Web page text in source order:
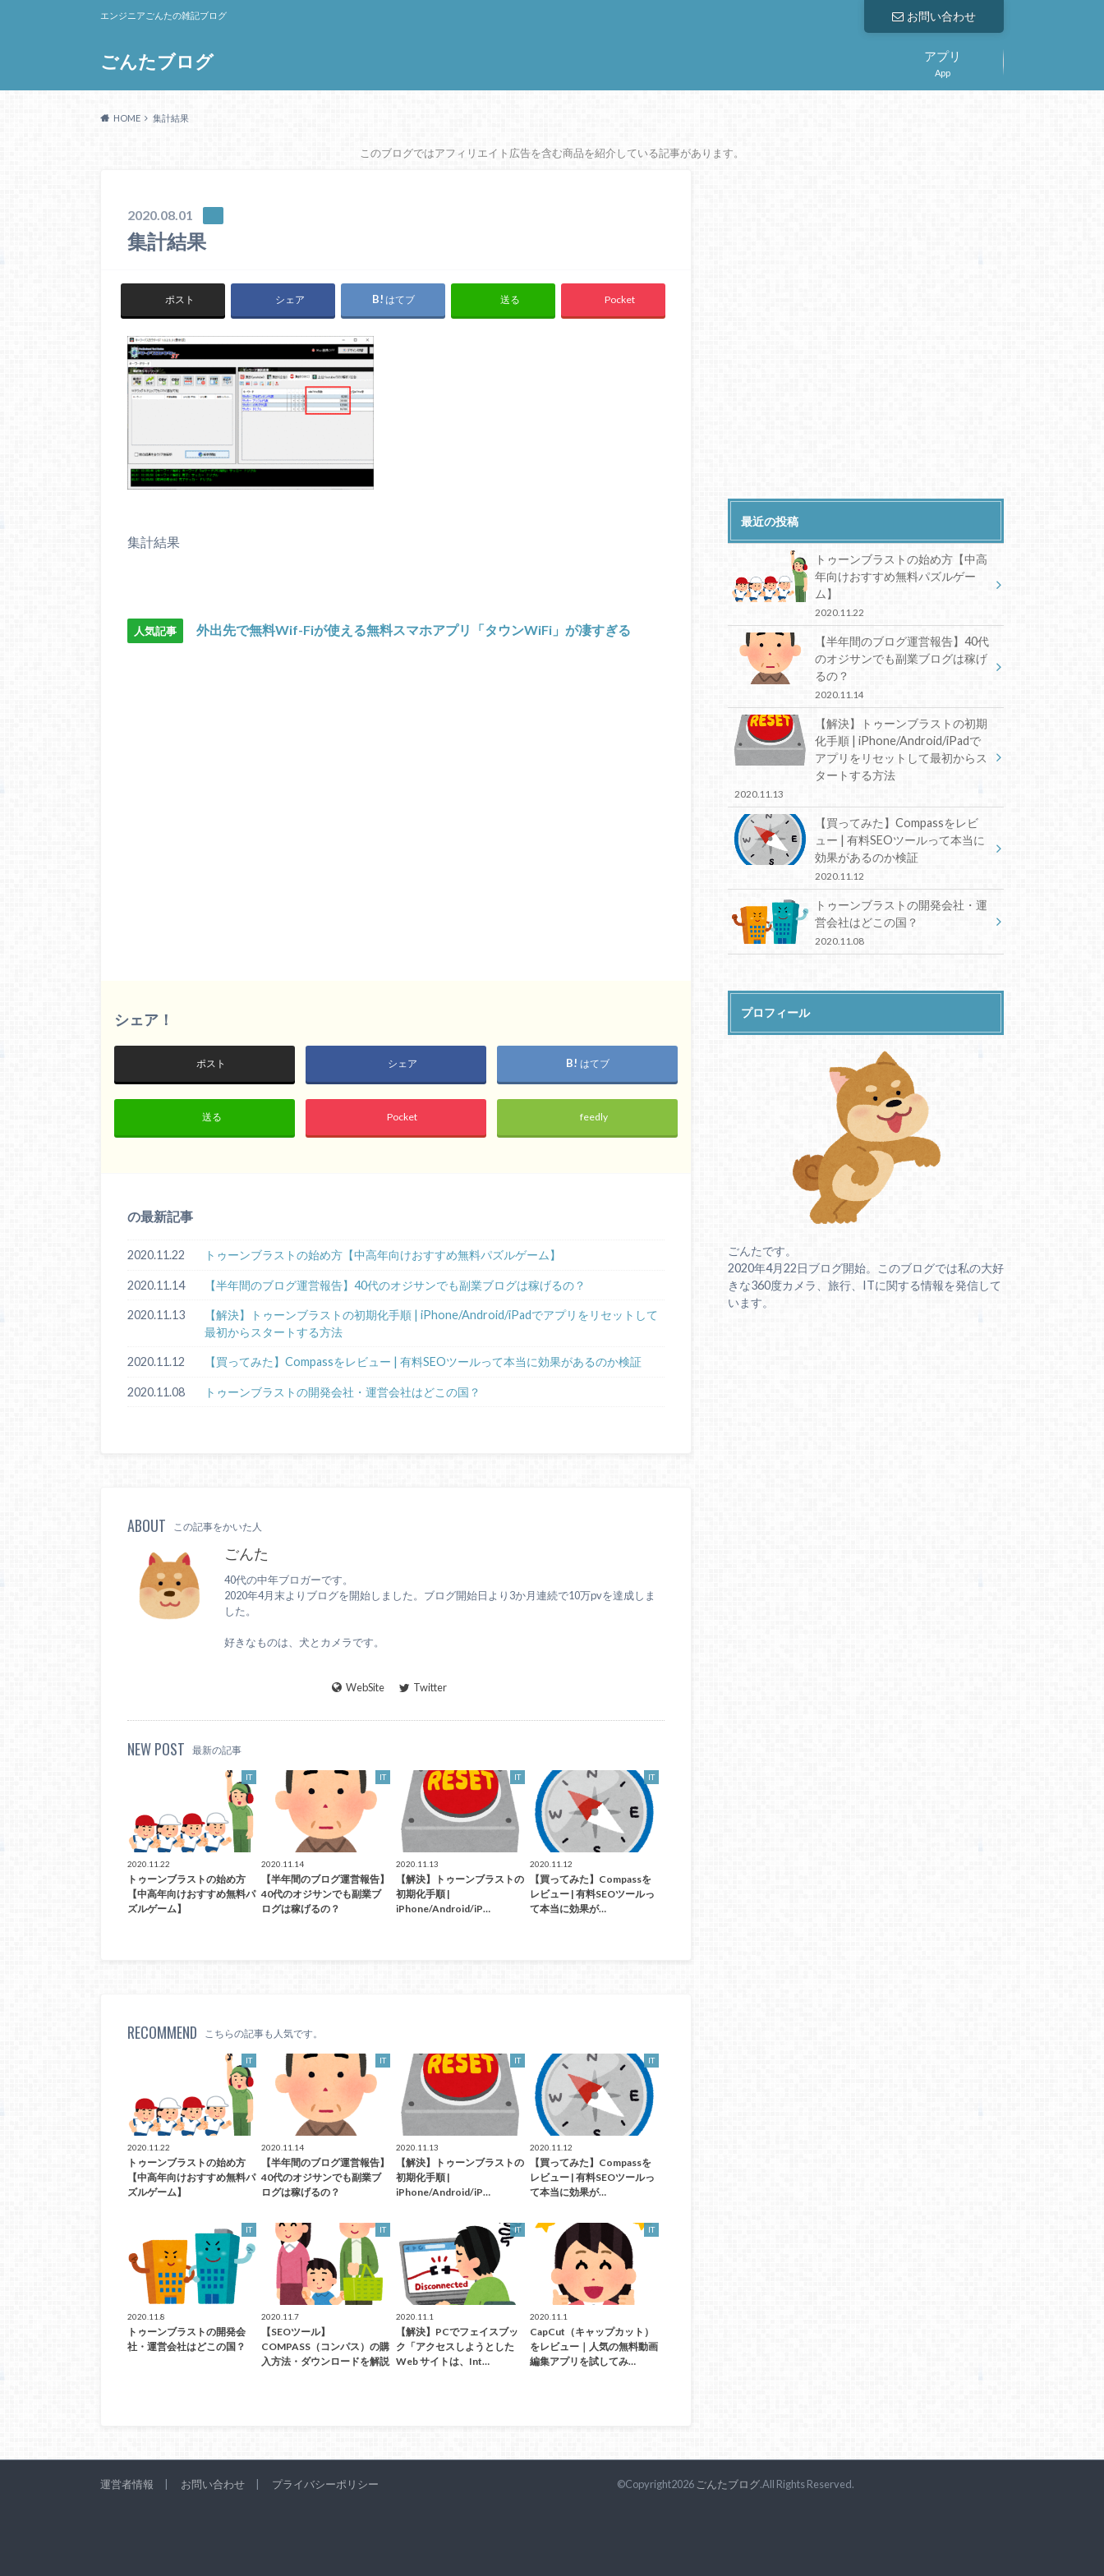
ごんたブログ
エンジニアごんたの雑記ブログ お問い合わせ
App
アプリ
HOME 集計結果
このブログではアフィリエイト広告を含む商品を紹介している記事があります。
2020.08.01
集計結果
ポスト シェア はてブ 送る Pocket
集計結果
人気記事 外出先で無料Wif-Fiが使える無料スマホアプリ「タウンWiFi」が凄すぎる
シェア！
ポスト シェア はてブ
送る Pocket feedly
の最新記事
2020.11.22 トゥーンブラストの始め方【中高年向けおすすめ無料パズルゲーム】
2020.11.14 【半年間のブログ運営報告】40代のオジサンでも副業ブログは稼げるの？
2020.11.13
【解決】トゥーンブラストの初期化手順 | iPhone/Android/iPadでアプリをリセットして
最初からスタートする方法
2020.11.12 【買ってみた】Compassをレビュー | 有料SEOツールって本当に効果があるのか検証
2020.11.08 トゥーンブラストの開発会社・運営会社はどこの国？
ABOUT この記事をかいた人
ごんた
40代の中年ブロガーです。
2020年4月末よりブログを開始しました。ブログ開始日より3か月連続で10万pvを達成しま
した。
好きなものは、犬とカメラです。
WebSite Twitter
NEW POST 最新の記事
IT
2020.11.22
トゥーンブラストの始め方
【中高年向けおすすめ無料パ
ズルゲーム】
IT
2020.11.14
【半年間のブログ運営報告】
40代のオジサンでも副業ブ
ログは稼げるの？
IT
2020.11.13
【解決】トゥーンブラストの
初期化手順 |
iPhone/Android/iP…
IT
2020.11.12
【買ってみた】Compassを
レビュー | 有料SEOツールっ
て本当に効果が…
RECOMMEND こちらの記事も人気です。
IT
2020.11.22
トゥーンブラストの始め方
【中高年向けおすすめ無料パ
ズルゲーム】
IT
2020.11.14
【半年間のブログ運営報告】
40代のオジサンでも副業ブ
ログは稼げるの？
IT
2020.11.13
【解決】トゥーンブラストの
初期化手順 |
iPhone/Android/iP…
IT
2020.11.12
【買ってみた】Compassを
レビュー | 有料SEOツールっ
て本当に効果が…
IT
2020.11.8
トゥーンブラストの開発会
社・運営会社はどこの国？
IT
2020.11.7
【SEOツール】
COMPASS（コンパス）の購
入方法・ダウンロードを解説
IT
2020.11.1
【解決】PCでフェイスブッ
ク「アクセスしようとした
Web サイトは、Int…
IT
2020.11.1
CapCut（キャップカット）
をレビュー｜人気の無料動画
編集アプリを試してみ…
最近の投稿
トゥーンブラストの始め方【中高
年向けおすすめ無料パズルゲー
ム】
2020.11.22
【半年間のブログ運営報告】40代
のオジサンでも副業ブログは稼げ
るの？
2020.11.14
【解決】トゥーンブラストの初期
化手順 | iPhone/Android/iPadで
アプリをリセットして最初からス
タートする方法
2020.11.13
【買ってみた】Compassをレビ
ュー | 有料SEOツールって本当に
効果があるのか検証
2020.11.12
トゥーンブラストの開発会社・運
営会社はどこの国？
2020.11.08
プロフィール
ごんたです。
2020年4月22日ブログ開始。このブログでは私の大好
きな360度カメラ、旅行、ITに関する情報を発信して
います。
運営者情報 お問い合わせ プライバシーポリシー ©Copyright2026ごんたブログ.All Rights Reserved.